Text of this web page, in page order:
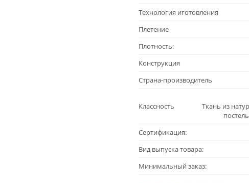
Технология иготовления
Плетение
Плотность:
Конструкция
Страна-производитель
Классность
Ткань из
Сертификация:
Вид выпуска товара:
Минимальный заказ: